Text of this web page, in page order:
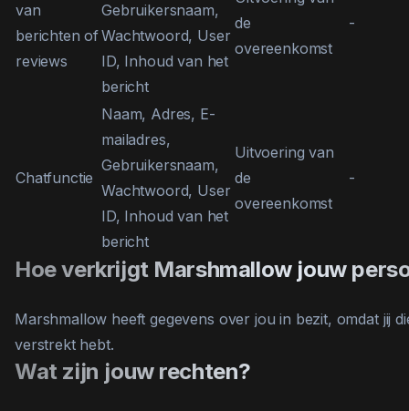
van
berichten of
reviews
Gebruikersnaam,
Wachtwoord, User
ID, Inhoud van het
bericht
de
overeenkomst
-
Chatfunctie
Naam, Adres, E-
mailadres,
Gebruikersnaam,
Wachtwoord, User
ID, Inhoud van het
bericht
Uitvoering van
de
overeenkomst
-
Hoe verkrijgt Marshmallow jouw
Marshmallow heeft gegevens over jou in bezit, omdat jij
verstrekt hebt.
Wat zijn jouw rechten?